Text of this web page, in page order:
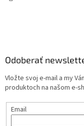
Odoberať
Vložte svoj e-mail a my
produktoch na našom e-
Email